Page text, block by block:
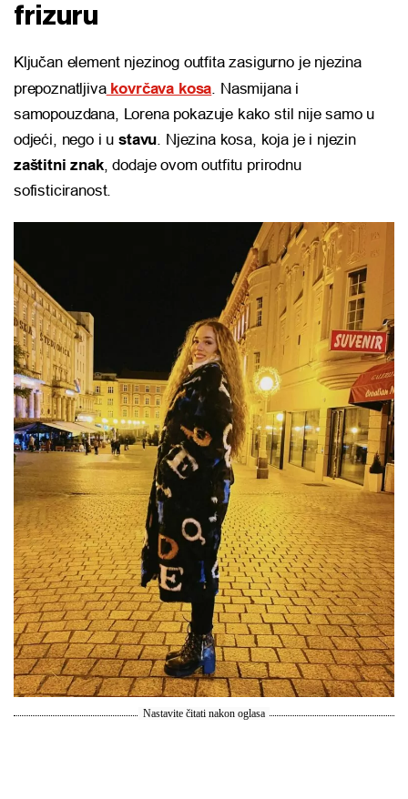
frizuru
Ključan element njezinog outfita zasigurno je njezina
prepoznatljivakovrčava kosa . Nasmijana i
samopouzdana, Lorena pokazuje kako stil nije samo u
odjeći, nego i ustavu . Njezina kosa, koja je i njezin
zaštitni znak, dodaje ovom outfitu prirodnu
sofisticiranost.
Nastavite čitati nakon oglasa